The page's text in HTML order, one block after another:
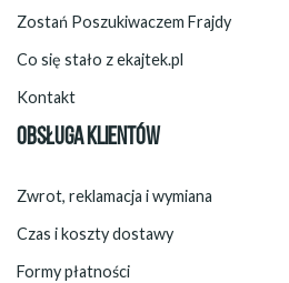
Zostań Poszukiwaczem Frajdy
Co się stało z ekajtek.pl
Kontakt
OBSŁUGA KLIENTÓW
Zwrot, reklamacja i wymiana
Czas i koszty dostawy
Formy płatności